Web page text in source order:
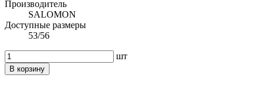
Производитель
SALOMON
Доступные размеры
53/56
шт
В корзину